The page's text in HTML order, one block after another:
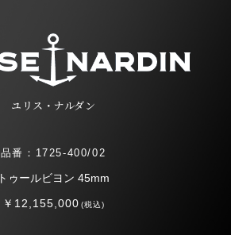
ユリス・ナルダン
品番：1725-400/02
トゥールビヨン 45mm
￥12,155,000(税込)